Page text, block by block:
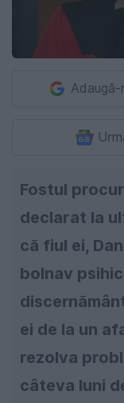
Fostul
declarat la
că fiul ei,
bolnav
ei de la un
rezolva
câteva luni